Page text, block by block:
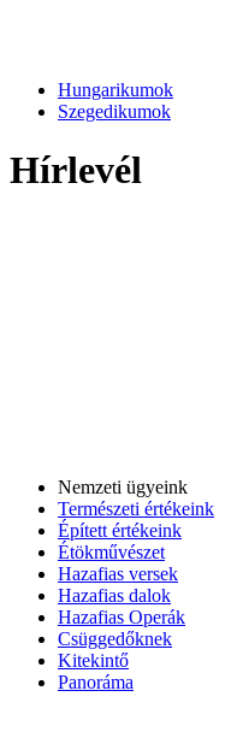
Hungarikumok
Szegedikumok
Hírlevél
Nemzeti ügyeink
Természeti értékeink
Épített értékeink
Étökművészet
Hazafias versek
Hazafias dalok
Hazafias Operák
Csüggedőknek
Kitekintő
Panoráma